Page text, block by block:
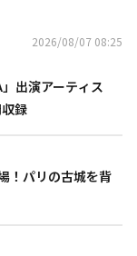
2026/08/07 08:25
出演アーティス
録
！パリの古城を背